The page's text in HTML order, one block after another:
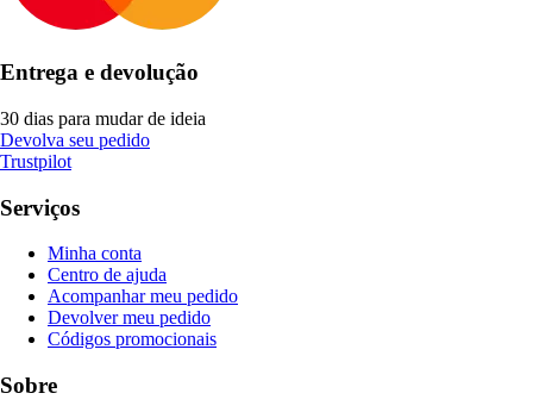
Entrega e devolução
30 dias para mudar de ideia
Devolva seu pedido
Trustpilot
Serviços
Minha conta
Centro de ajuda
Acompanhar meu pedido
Devolver meu pedido
Códigos promocionais
Sobre